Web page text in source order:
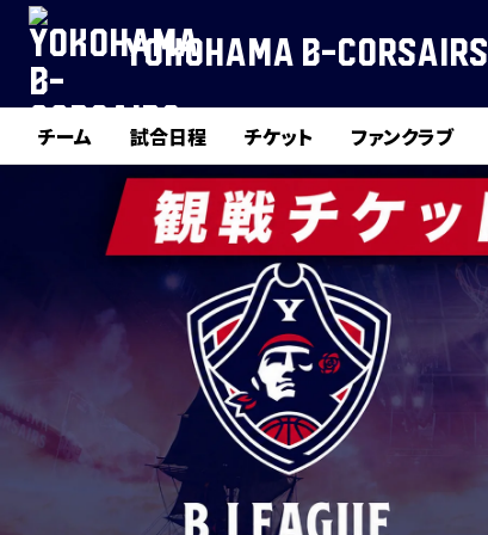
YOKOHAMA B-CORSAIRS
チーム 試合日程 チケット ファンクラブ